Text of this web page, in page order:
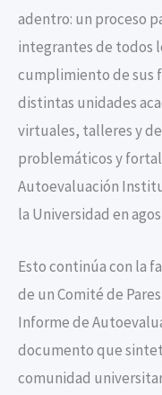
adentro: un proceso
integrantes de todos
cumplimiento de sus
distintas unidades
virtuales, talleres y
problemáticos y
Autoevaluación
la Universidad en
Esto continúa con la
de un Comité de
Informe de
documento que
comunidad